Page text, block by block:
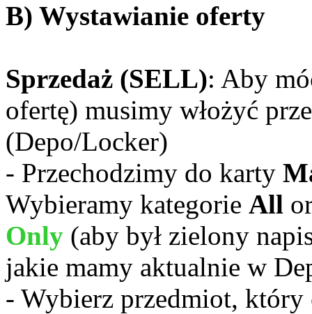
B) Wystawianie oferty
Sprzedaż (SELL): Aby
ofertę) musimy włożyć
(Depo/Locker)
- Przechodzimy do karty
Wybieramy kategorie All
Only (aby był zielony
jakie mamy aktualnie w
- Wybierz przedmiot, który